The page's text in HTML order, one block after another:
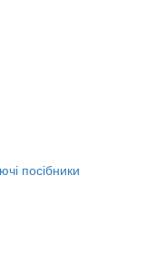
посібники